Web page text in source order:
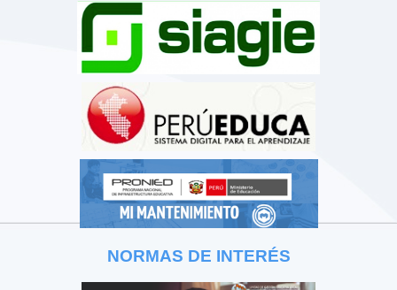
NORMAS DE INTERÉS